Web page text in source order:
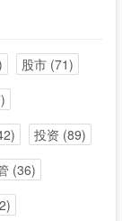
股市(71)
投资 (89)
(36)